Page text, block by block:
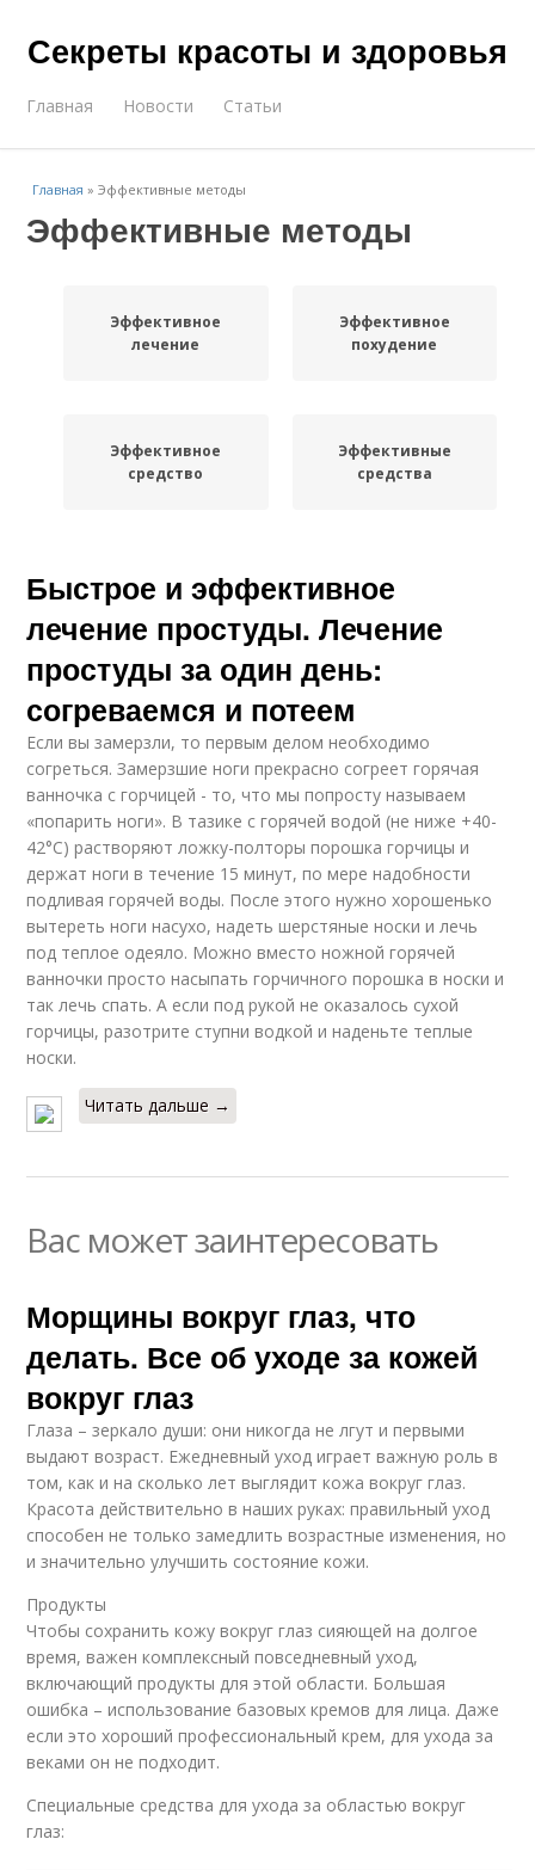
Секреты красоты и здоровья
Главная Новости Статьи
Главная »Эффективные методы
Эффективные методы
Эффективное
лечение
Эффективное
похудение
Эффективное
средство
Эффективные
средства
Быстрое и эффективное
лечение простуды. Лечение
простуды за один день:
согреваемся и потеем
Если вы замерзли, то первым делом необходимо
согреться. Замерзшие ноги прекрасно согреет горячая
ванночка с горчицей - то, что мы попросту называем
«попарить ноги». В тазике с горячей водой (не ниже +40-
42°С) растворяют ложку-полторы порошка горчицы и
держат ноги в течение 15 минут, по мере надобности
подливая горячей воды. После этого нужно хорошенько
вытереть ноги насухо, надеть шерстяные носки и лечь
под теплое одеяло. Можно вместо ножной горячей
ванночки просто насыпать горчичного порошка в носки и
так лечь спать. А если под рукой не оказалось сухой
горчицы, разотрите ступни водкой и наденьте теплые
носки.
Читать дальше →
Вас может заинтересовать
Морщины вокруг глаз, что
делать. Все об уходе за кожей
вокруг глаз
Глаза – зеркало души: они никогда не лгут и первыми
выдают возраст. Ежедневный уход играет важную роль в
том, как и на сколько лет выглядит кожа вокруг глаз.
Красота действительно в наших руках: правильный уход
способен не только замедлить возрастные изменения, но
и значительно улучшить состояние кожи.
Продукты
Чтобы сохранить кожу вокруг глаз сияющей на долгое
время, важен комплексный повседневный уход,
включающий продукты для этой области. Большая
ошибка – использование базовых кремов для лица. Даже
если это хороший профессиональный крем, для ухода за
веками он не подходит.
Специальные средства для ухода за областью вокруг
глаз: